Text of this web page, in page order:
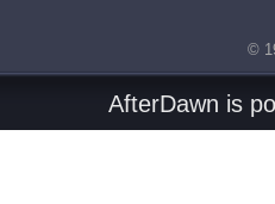
©
AfterDawn is